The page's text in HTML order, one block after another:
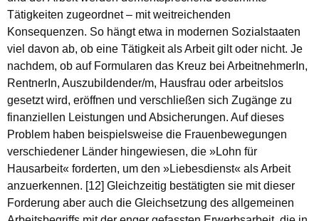
Tätigkeiten zugeordnet – mit weitreichenden
Konsequenzen. So hängt etwa in modernen Sozialstaaten
viel davon ab, ob eine Tätigkeit als Arbeit gilt oder nicht. Je
nachdem, ob auf Formularen das Kreuz bei ArbeitnehmerIn,
RentnerIn, Auszubildender/m, Hausfrau oder arbeitslos
gesetzt wird, eröffnen und verschließen sich Zugänge zu
finanziellen Leistungen und Absicherungen. Auf dieses
Problem haben beispielsweise die Frauenbewegungen
verschiedener Länder hingewiesen, die »Lohn für
Hausarbeit« forderten, um den »Liebesdienst« als Arbeit
anzuerkennen. [12] Gleichzeitig bestätigten sie mit dieser
Forderung aber auch die Gleichsetzung des allgemeinen